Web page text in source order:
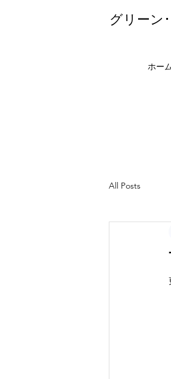
グリーン
ホー
All Posts